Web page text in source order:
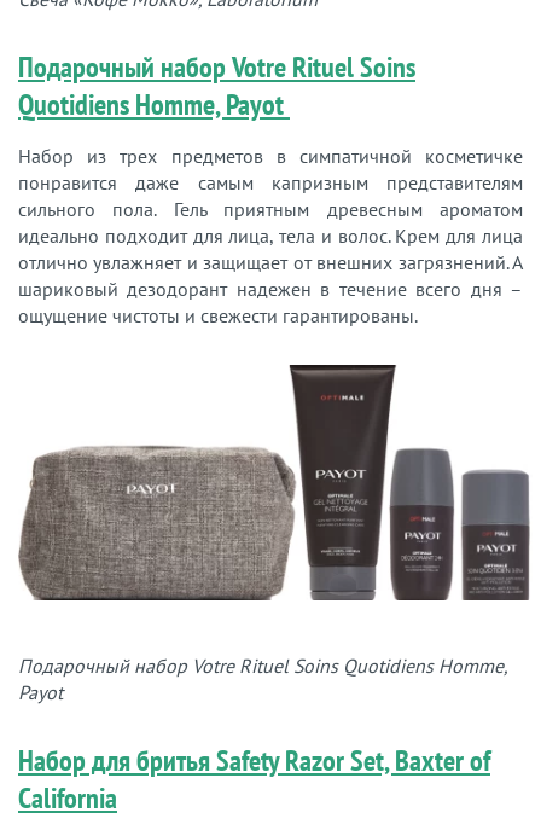
Подарочный набор Votre Rituel Soins
Quotidiens Homme, Payot
Набор из трех предметов в симпатичной косметичке
понравится даже самым капризным представителям
сильного пола. Гель приятным древесным ароматом
идеально подходит для лица, тела и волос. Крем для лица
отлично увлажняет и защищает от внешних загрязнений. А
шариковый дезодорант надежен в течение всего дня –
ощущение чистоты и свежести гарантированы.
Подарочный набор Votre Rituel Soins Quotidiens Homme,
Payot
Набор для бритья Safety Razor Set, Baxter of
California